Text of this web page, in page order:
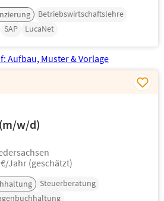
Betriebswirtschaftslehre
SAP LucaNet
w/d)
Jahr (geschätzt)
Steuerberatung